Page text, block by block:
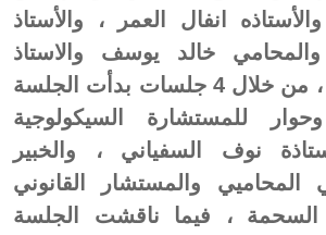
انفال العمر ، والأستاذ
خالد يوسف والاستاذ
سلطان السحمه ، من خلال 4 جلسات بدأت الجلسة
للمستشارة السيكولوجية
نوف السفياني ، والخبير
المحاميي والمستشار القانوني
السحمة ، فيما ناقشت الجلسة